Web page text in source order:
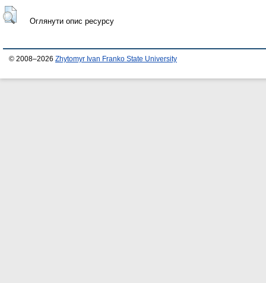
Оглянути опис ресурсу
© 2008–2026 Zhytomyr Ivan Franko State University